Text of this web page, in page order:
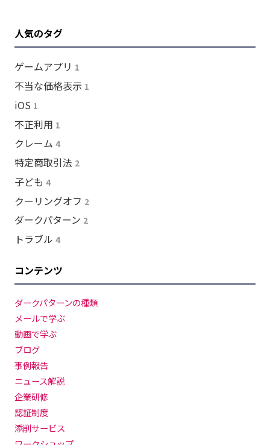
人気のタグ
ゲームアプリ 1
不当な価格表示 1
iOS 1
不正利用 1
クレーム 4
特定商取引法 2
子ども 4
クーリングオフ 2
ダークパターン 2
トラブル 4
コンテンツ
ダークパターンの種類
メールで学ぶ
動画で学ぶ
ブログ
事例報告
ニュース解説
企業研修
認証制度
添削サービス